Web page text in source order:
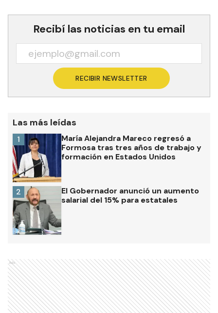
Recibí las noticias en tu email
RECIBIR NEWSLETTER
Las más leídas
María Alejandra Mareco regresó a
Formosa tras tres años de trabajo y
formación en Estados Unidos
1
El Gobernador anunció un aumento
salarial del 15% para estatales
2
Ads